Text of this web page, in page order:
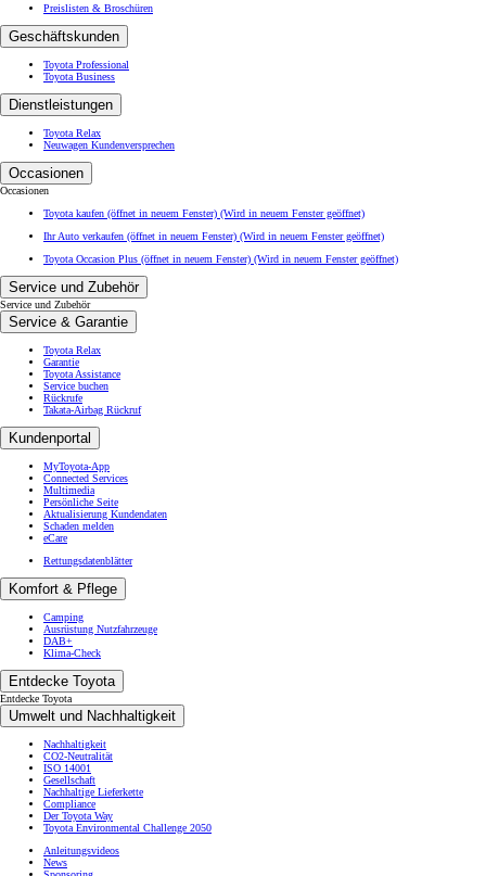
Preislisten & Broschüren
Geschäftskunden
Toyota Professional
Toyota Business
Dienstleistungen
Toyota Relax
Neuwagen Kundenversprechen
Occasionen
Occasionen
Toyota kaufen (öffnet in neuem Fenster) (Wird in neuem Fenster geöffnet)
Ihr Auto verkaufen (öffnet in neuem Fenster) (Wird in neuem Fenster geöffnet)
Toyota Occasion Plus (öffnet in neuem Fenster) (Wird in neuem Fenster geöffnet)
Service und Zubehör
Service und Zubehör
Service & Garantie
Toyota Relax
Garantie
Toyota Assistance
Service buchen
Rückrufe
Takata-Airbag Rückruf
Kundenportal
MyToyota-App
Connected Services
Multimedia
Persönliche Seite
Aktualisierung Kundendaten
Schaden melden
eCare
Rettungsdatenblätter
Komfort & Pflege
Camping
Ausrüstung Nutzfahrzeuge
DAB+
Klima-Check
Entdecke Toyota
Entdecke Toyota
Umwelt und Nachhaltigkeit
Nachhaltigkeit
CO2-Neutralität
ISO 14001
Gesellschaft
Nachhaltige Lieferkette
Compliance
Der Toyota Way
Toyota Environmental Challenge 2050
Anleitungsvideos
News